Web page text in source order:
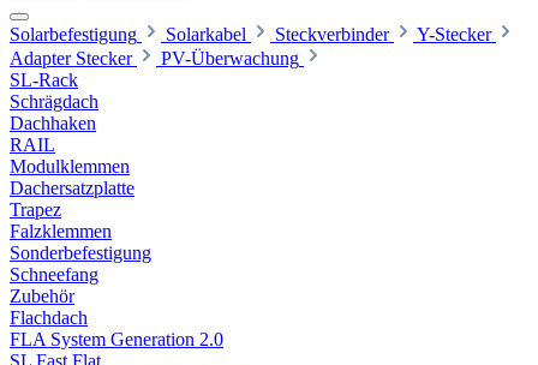
Solarbefestigung Solarkabel Steckverbinder
Y-Stecker
Adapter Stecker
PV-Überwachung
SL-Rack
Schrägdach
Dachhaken
RAIL
Modulklemmen
Dachersatzplatte
Trapez
Falzklemmen
Sonderbefestigung
Schneefang
Zubehör
Flachdach
FLA System Generation 2.0
SL Fast Flat